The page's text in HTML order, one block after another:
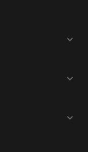


